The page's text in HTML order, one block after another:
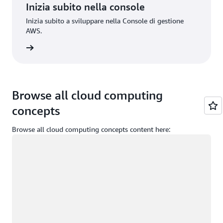
Inizia subito nella console
Inizia subito a sviluppare nella Console di gestione
AWS.
Browse all cloud computing
concepts
Browse all cloud computing concepts content here: